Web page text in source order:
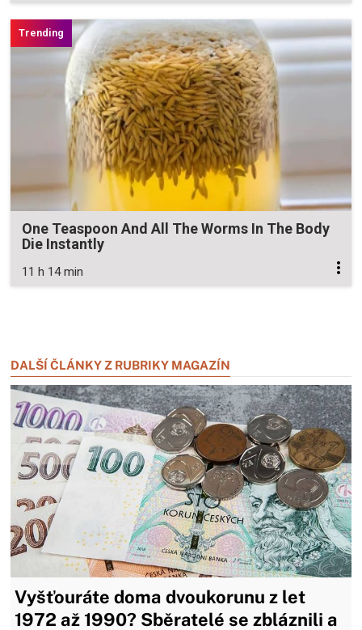
One Teaspoon And All The Worms In The Body
Die Instantly
11 h 14 min
DALŠÍ ČLÁNKY Z RUBRIKY MAGAZÍN
Vyšťouráte doma dvoukorunu z let
1972 až 1990? Sběratelé se zbláznili a